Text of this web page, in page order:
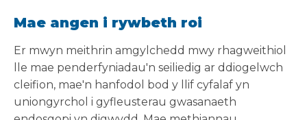
Mae angen i rywbeth roi
Er mwyn meithrin amgylchedd mwy rhagweithiol
lle mae penderfyniadau'n seiliedig ar ddiogelwch
cleifion, mae'n hanfodol bod y llif cyfalaf yn
uniongyrchol i gyfleusterau gwasanaeth